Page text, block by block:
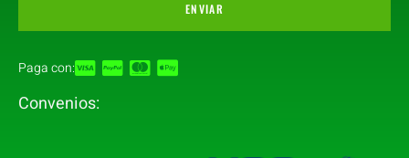
ENVIAR
Paga con:
Convenios: